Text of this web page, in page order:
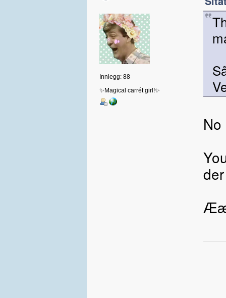
Innlegg: 88
✨Magical carrét girl!✨